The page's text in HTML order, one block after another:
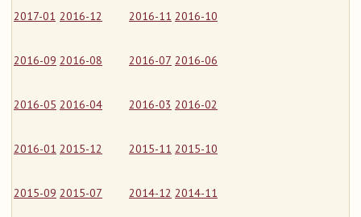
2017-01 2016-12 2016-11 2016-10
2016-09 2016-08 2016-07 2016-06
2016-05 2016-04 2016-03 2016-02
2016-01 2015-12 2015-11 2015-10
2015-09 2015-07 2014-12 2014-11